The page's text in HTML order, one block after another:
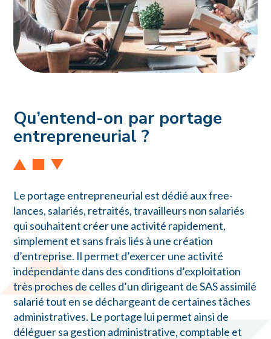
Qu’entend-on par portage
entrepreneurial ?
Le portage entrepreneurial est dédié aux free-
lances, salariés, retraités, travailleurs non salariés
qui souhaitent créer une activité rapidement,
simplement et sans frais liés à une création
d’entreprise. Il permet d’exercer une activité
indépendante dans des conditions d’exploitation
très proches de celles d’un dirigeant de SAS assimilé
salarié tout en se déchargeant de certaines tâches
administratives. Le portage lui permet ainsi de
déléguer sa gestion administrative, comptable et